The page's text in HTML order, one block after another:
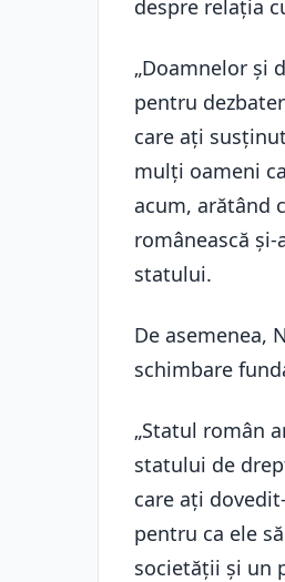
despre relația
„Doamnelor și
pentru
care ați
mulți oameni
acum, arătând
românească
statului.
De asemenea,
schimbare
„Statul român
statului de
care ați
pentru ca ele
societății și un